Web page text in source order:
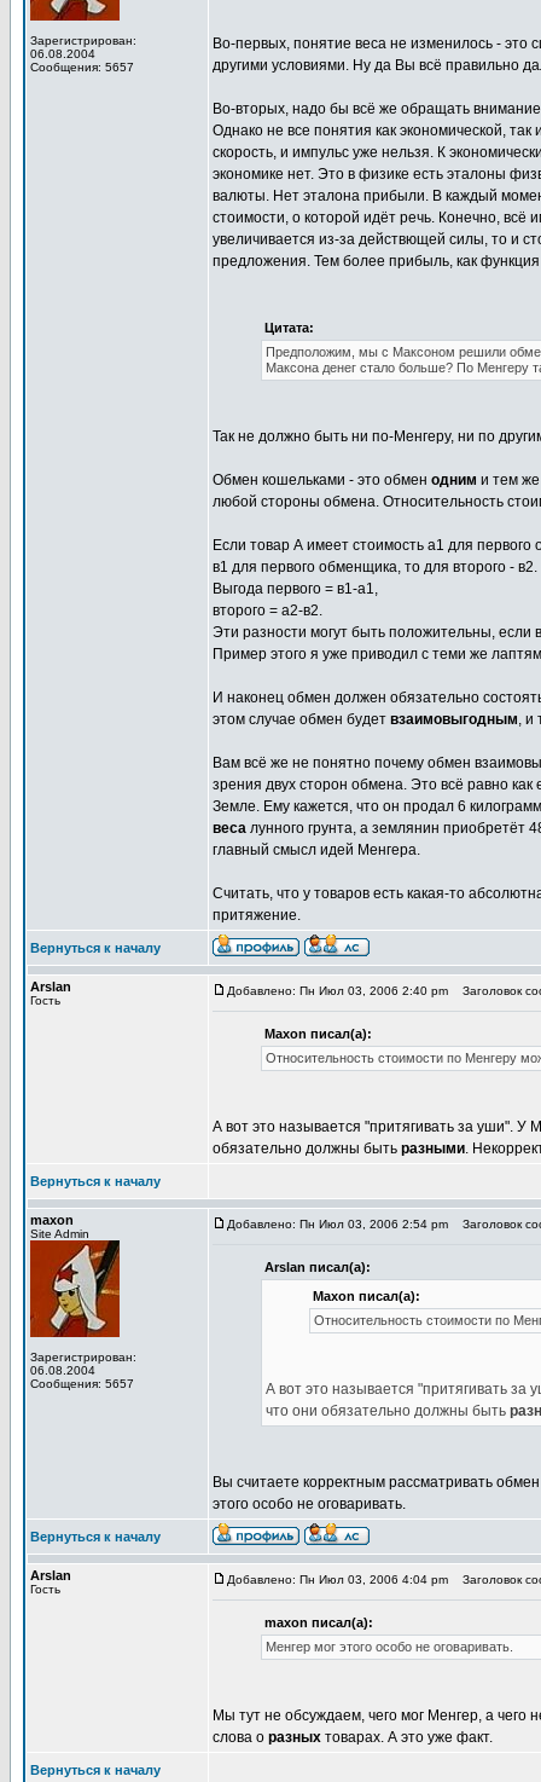
Зарегистрирован:
06.08.2004
Сообщения: 5657
Во-первых, понятие веса не изменилось - это
другими условиями. Ну да Вы всё правильно
Во-вторых, надо бы всё же обращать
Однако не все понятия как экономической,
скорость, и импульс уже нельзя. К
экономике нет. Это в физике есть эталоны
валюты. Нет эталона прибыли. В каждый
стоимости, о которой идёт речь. Конечно, всё
увеличивается из-за действющей силы, то и
предложения. Тем более прибыль, как
Цитата:
Предположим, мы с Максоном решили
Максона денег стало больше? По Менгеру
Так не должно быть ни по-Менгеру, ни по
Обмен кошельками - это обмен одним и тем же
любой стороны обмена. Относительность
Если товар А имеет стоимость а1 для
в1 для первого обменщика, то для второго -
Выгода первого = в1-а1,
второго = а2-в2.
Эти разности могут быть положительны, если
Пример этого я уже приводил с теми же
И наконец обмен должен обязательно
этом случае обмен будет взаимовыгодным, и
Вам всё же не понятно почему обмен
зрения двух сторон обмена. Это всё равно
Земле. Ему кажется, что он продал 6
веса лунного грунта, а землянин приобретёт
главный смысл идей Менгера.
Считать, что у товаров есть какая-то
притяжение.
Вернуться к началу
Arslan
Гость
Добавлено: Пн Июл 03, 2006 2:40 pm Заголовок
Maxon писал(а):
Относительность стоимости по Менгеру
А вот это называется "притягивать за уши". У
обязательно должны быть разными.
Вернуться к началу
maxon
Site Admin
Зарегистрирован:
06.08.2004
Сообщения: 5657
Добавлено: Пн Июл 03, 2006 2:54 pm Заголовок
Arslan писал(а):
Maxon писал(а):
Относительность стоимости по
А вот это называется "притягивать за
что они обязательно должны быть
Вы считаете корректным рассматривать
этого особо не оговаривать.
Вернуться к началу
Arslan
Гость
Добавлено: Пн Июл 03, 2006 4:04 pm Заголовок
maxon писал(а):
Менгер мог этого особо не оговаривать.
Мы тут не обсуждаем, чего мог Менгер, а
слова о разных товарах. А это уже факт.
Вернуться к началу